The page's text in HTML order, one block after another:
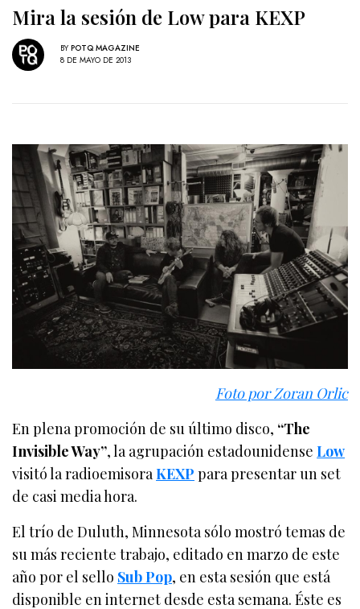
Mira la sesión de Low para KEXP
BY POTQ MAGAZINE
8 DE MAYO DE 2013
Foto por Zoran Orlic
En plena promoción de su último disco, “The
Invisible Way”, la agrupación estadounidenseLow
visitó la radioemisoraKEXP para presentar un set
de casi media hora.
El trío de Duluth, Minnesota sólo mostró temas de
su más reciente trabajo, editado en marzo de este
año por el sello Sub Pop, en esta sesión que está
disponible en internet desde esta semana. Éste es